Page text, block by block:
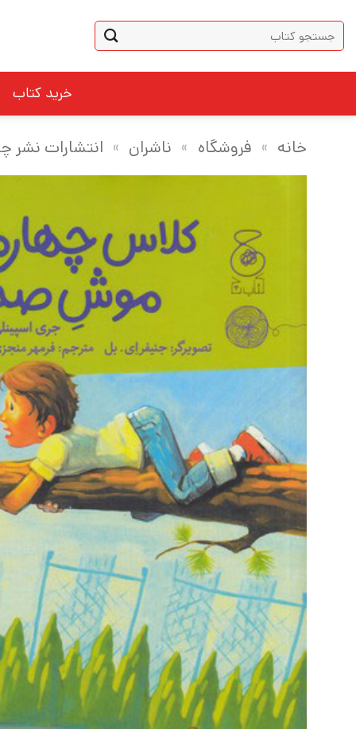
content
جستجو
برای:
خرید کتاب
خانه » فروشگاه » ناشران » انتشارات نشر